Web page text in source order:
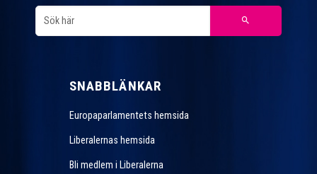
SNABBLÄNKAR
Europaparlamentets hemsida
Liberalernas hemsida
Bli medlem i Liberalerna